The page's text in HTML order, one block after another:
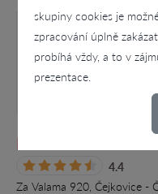
skupiny cookies je
zpracování úplně
probíhá vždy, a to v
prezentace.
Pavel Koliba
4.4
Za Valama 920, Čejkovice -